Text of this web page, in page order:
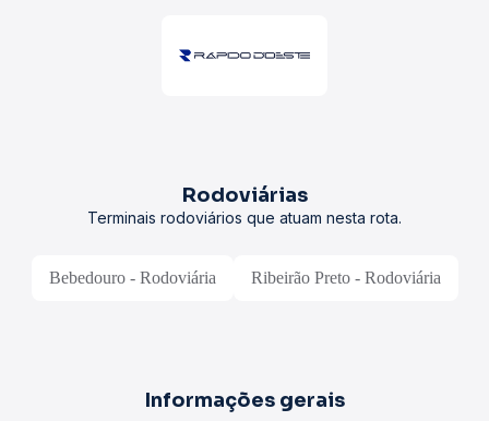
Rodoviárias
Terminais rodoviários que atuam nesta rota.
Bebedouro - Rodoviária Ribeirão Preto - Rodoviária
Informações gerais